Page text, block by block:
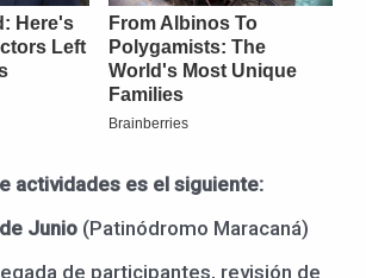
actividades es el siguiente:
de Junio (Patinódromo Maracaná)
de participantes, revisión de